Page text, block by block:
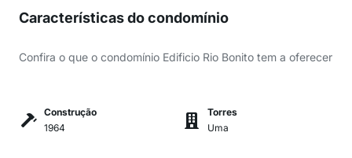
Características do condomínio
Confira o que o condomínio Edificio Rio Bonito tem a oferecer
Construção
1964
Torres
Uma